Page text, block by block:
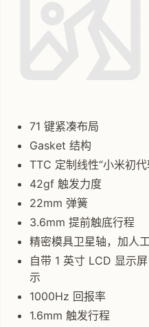
71 键紧凑布局
Gasket 结构
TTC 定制线性“小米初代
42gf 触发力度
22mm 弹簧
3.6mm 提前触底行程
精密模具卫星轴，加人
自带 1 英寸 LCD 显示
示
1000Hz 回报率
1.6mm 触发行程